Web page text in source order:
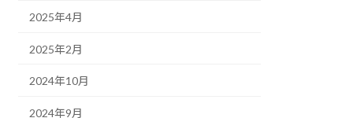
2025年4月
2025年2月
2024年10月
2024年9月